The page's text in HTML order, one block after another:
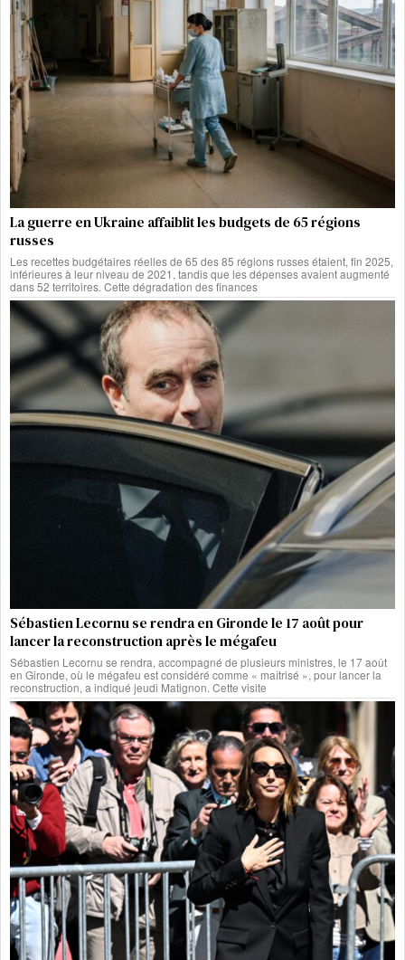
La guerre en Ukraine affaiblit les budgets de 65 régions
russes
Les recettes budgétaires réelles de 65 des 85 régions russes étaient, fin 2025,
inférieures à leur niveau de 2021, tandis que les dépenses avaient augmenté
dans 52 territoires. Cette dégradation des finances
Sébastien Lecornu se rendra en Gironde le 17 août pour
lancer la reconstruction après le mégafeu
Sébastien Lecornu se rendra, accompagné de plusieurs ministres, le 17 août
en Gironde, où le mégafeu est considéré comme « maîtrisé », pour lancer la
reconstruction, a indiqué jeudi Matignon. Cette visite